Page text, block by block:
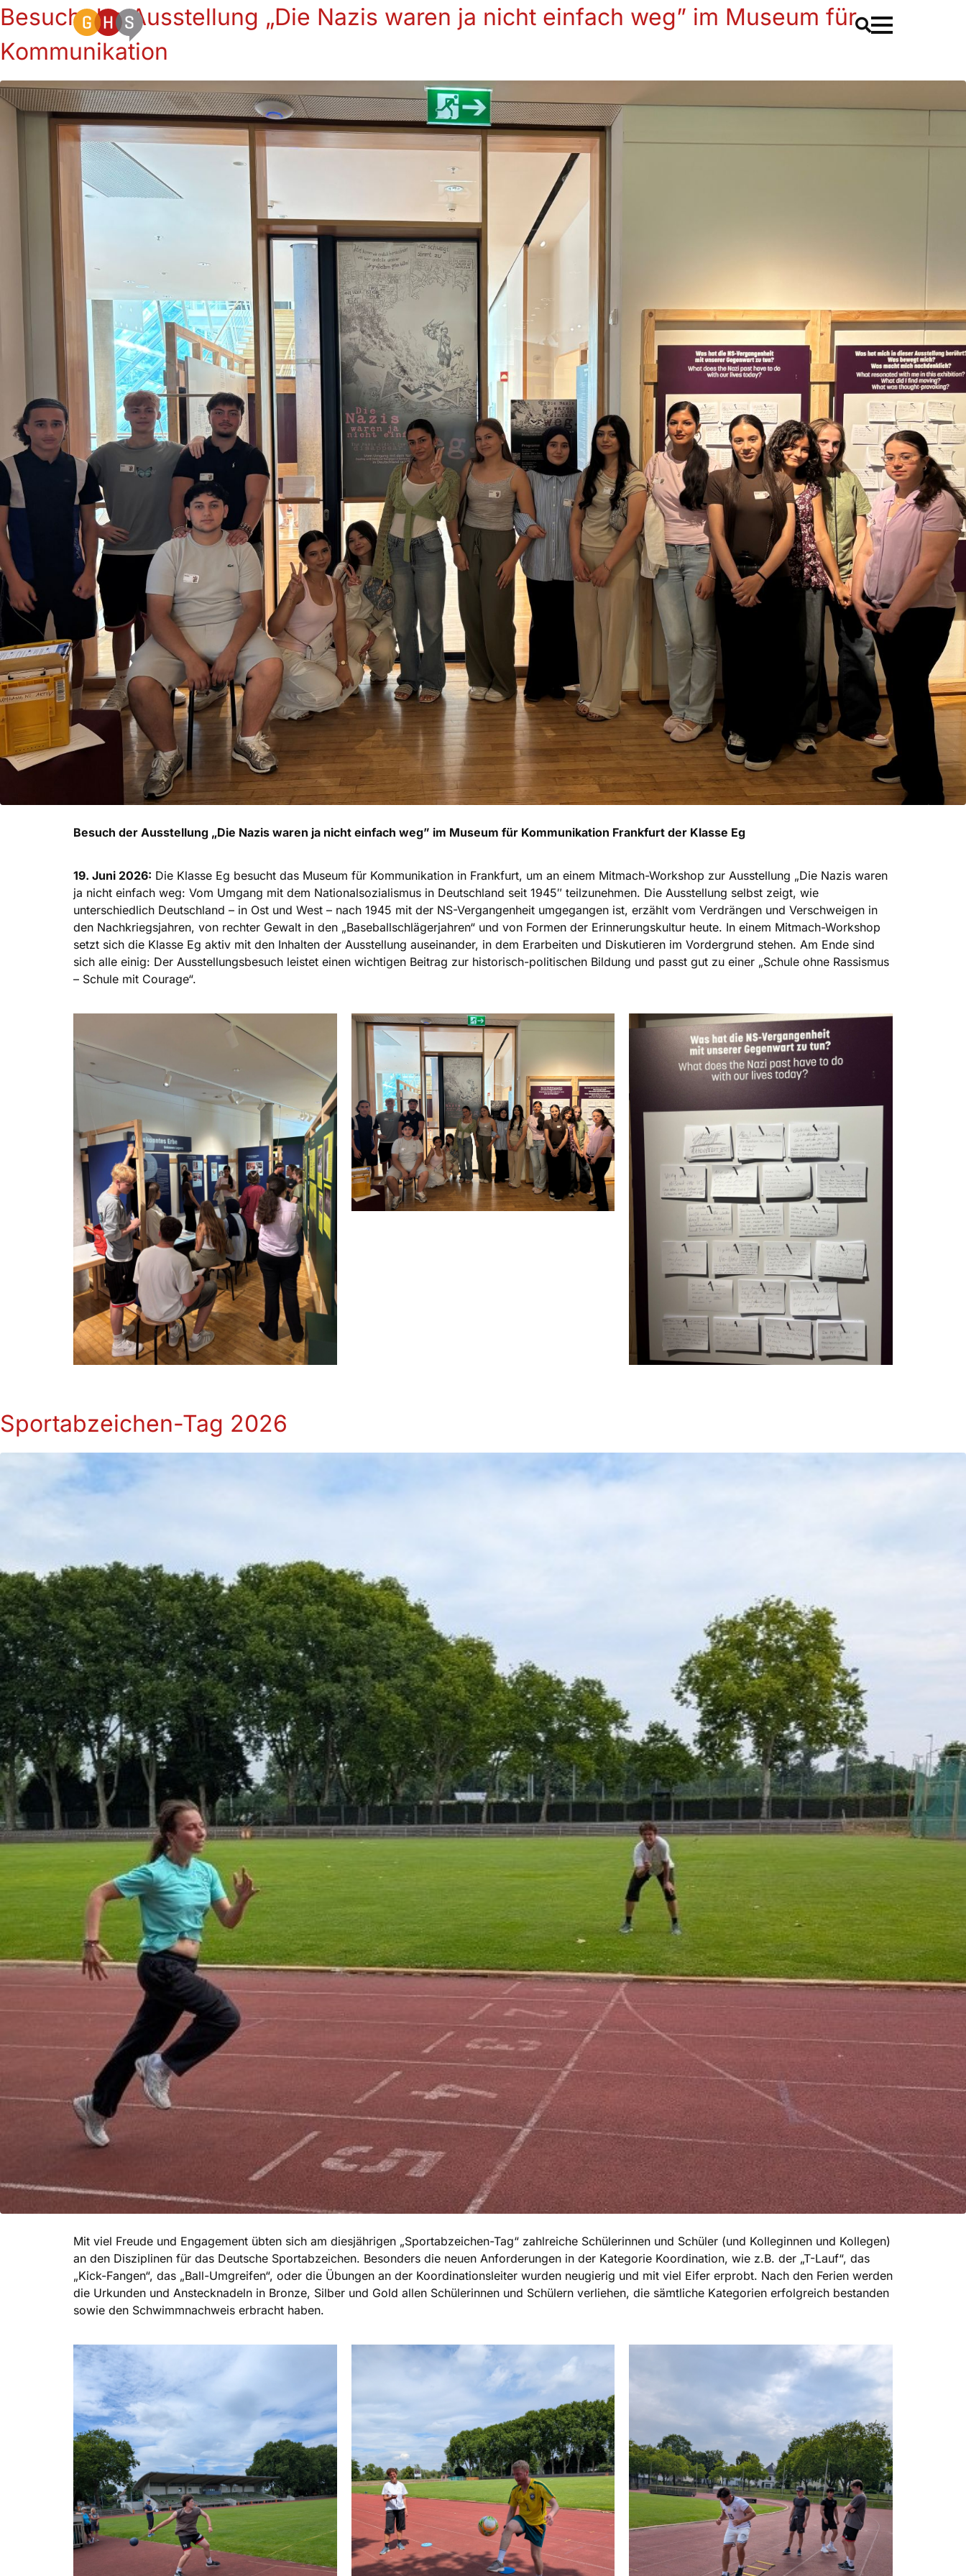
Besuch der Ausstellung „Die Nazis waren ja nicht einfach weg” im Museum für
Kommunikation
Besuch der Ausstellung „Die Nazis waren ja nicht einfach weg” im Museum für Kommunikation Frankfurt der Klasse Eg
19. Juni 2026: Die Klasse Eg besucht das Museum für Kommunikation in Frankfurt, um an einem Mitmach-Workshop zur Ausstellung „Die Nazis waren
ja nicht einfach weg: Vom Umgang mit dem Nationalsozialismus in Deutschland seit 1945″ teilzunehmen. Die Ausstellung selbst zeigt, wie
unterschiedlich Deutschland – in Ost und West – nach 1945 mit der NS-Vergangenheit umgegangen ist, erzählt vom Verdrängen und Verschweigen in
den Nachkriegsjahren, von rechter Gewalt in den „Baseballschlägerjahren“ und von Formen der Erinnerungskultur heute. In einem Mitmach-Workshop
setzt sich die Klasse Eg aktiv mit den Inhalten der Ausstellung auseinander, in dem Erarbeiten und Diskutieren im Vordergrund stehen. Am Ende sind
sich alle einig: Der Ausstellungsbesuch leistet einen wichtigen Beitrag zur historisch-politischen Bildung und passt gut zu einer „Schule ohne Rassismus
– Schule mit Courage“.
Sportabzeichen-Tag 2026
Mit viel Freude und Engagement übten sich am diesjährigen „Sportabzeichen-Tag“ zahlreiche Schülerinnen und Schüler (und Kolleginnen und Kollegen)
an den Disziplinen für das Deutsche Sportabzeichen. Besonders die neuen Anforderungen in der Kategorie Koordination, wie z.B. der „T-Lauf“, das
„Kick-Fangen“, das „Ball-Umgreifen“, oder die Übungen an der Koordinationsleiter wurden neugierig und mit viel Eifer erprobt. Nach den Ferien werden
die Urkunden und Anstecknadeln in Bronze, Silber und Gold allen Schülerinnen und Schülern verliehen, die sämtliche Kategorien erfolgreich bestanden
sowie den Schwimmnachweis erbracht haben.